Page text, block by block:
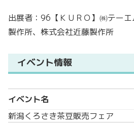
出展者：96【ＫＵＲＯ】㈱テー
製作所、株式会社近藤製作所
イベント情報
イベント名
新潟くろさき茶豆販売フェア